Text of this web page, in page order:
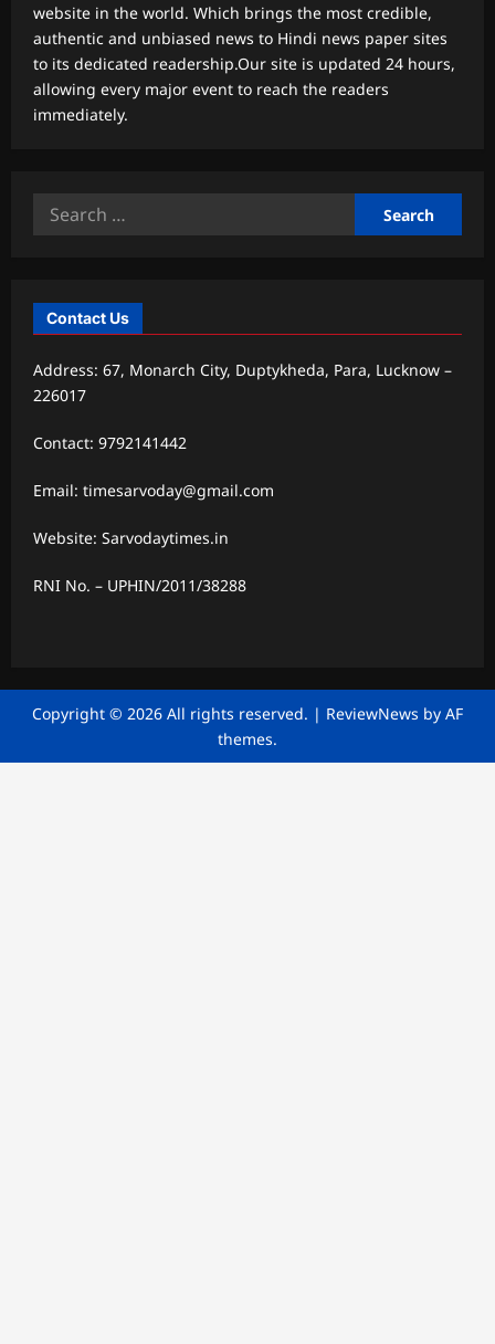
website in the world. Which brings the most credible,
authentic and unbiased news to Hindi news paper sites
to its dedicated readership.Our site is updated 24 hours,
allowing every major event to reach the readers
immediately.
Search
Contact Us
Address: 67, Monarch City, Duptykheda, Para, Lucknow –
226017
Contact: 9792141442
Email: timesarvoday@gmail.com
Website: Sarvodaytimes.in
RNI No. – UPHIN/2011/38288
Copyright © 2026 All rights reserved. | ReviewNews by AF
themes.